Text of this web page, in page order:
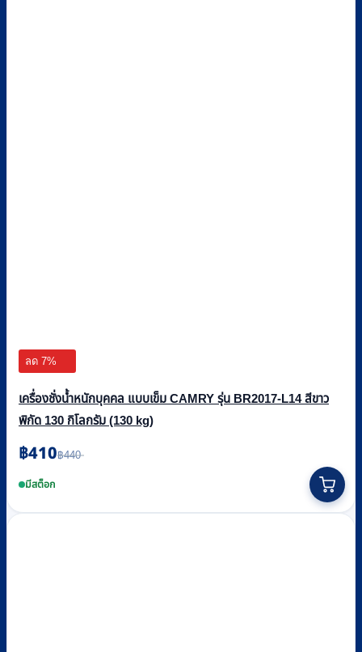
ลด 7%
เครื่องชั่งน้ำหนักบุคคล แบบเข็ม CAMRY รุ่น BR2017-L14 สีขาว
พิกัด 130 กิโลกรัม (130 kg)
฿440
Original
price
was:
฿440.
฿410
Current
price
is:
฿410.
มีสต็อก